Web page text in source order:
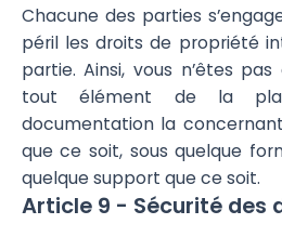
Chacune des parties
péril les droits de propriété
partie. Ainsi, vous n’êtes
tout élément de la
documentation la
que ce soit, sous quelque
quelque support que ce soit.
Article 9 - Sécurité des